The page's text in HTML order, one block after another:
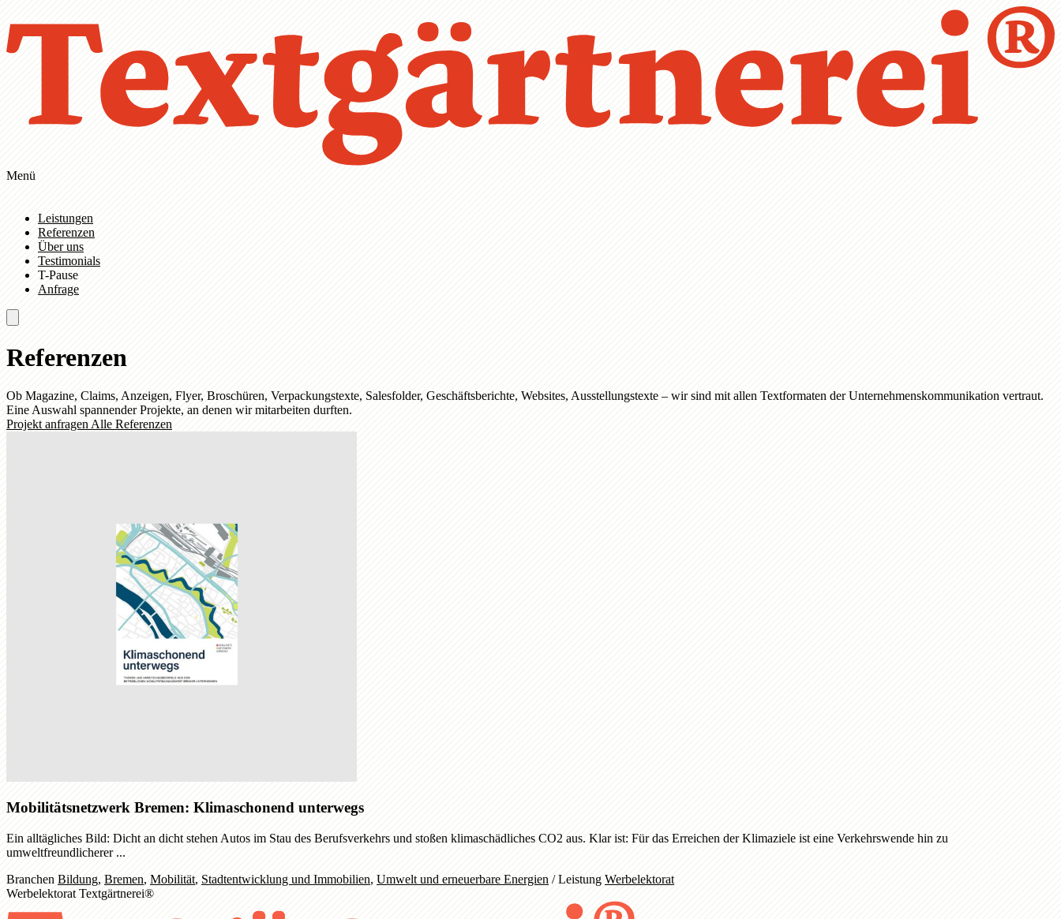
Zum Hauptinhalt springen
Zur Navigation springen
Menü
Leistungen
Referenzen
Über uns
Testimonials
T-Pause
Anfrage
Referenzen
Ob Magazine, Claims, Anzeigen, Flyer, Broschüren, Verpackungstexte, Salesfolder, Geschäftsberichte, Websites, Ausstellungstexte – wir sind mit allen Textformaten der Unternehmenskommunikation vertraut.
Eine Auswahl spannender Projekte, an denen wir mitarbeiten durften.
Projekt anfragenAlle Referenzen
Mobilitätsnetzwerk Bremen: Klimaschonend unterwegs
Ein alltägliches Bild: Dicht an dicht stehen Autos im Stau des Berufsverkehrs und stoßen klimaschädliches CO2 aus. Klar ist: Für das Erreichen der Klimaziele ist eine Verkehrswende hin zu
umweltfreundlicherer ...
BranchenBildung,Bremen,Mobilität,Stadtentwicklung und Immobilien,Umwelt und erneuerbare Energien/LeistungWerbelektorat
Werbelektorat Textgärtnerei®